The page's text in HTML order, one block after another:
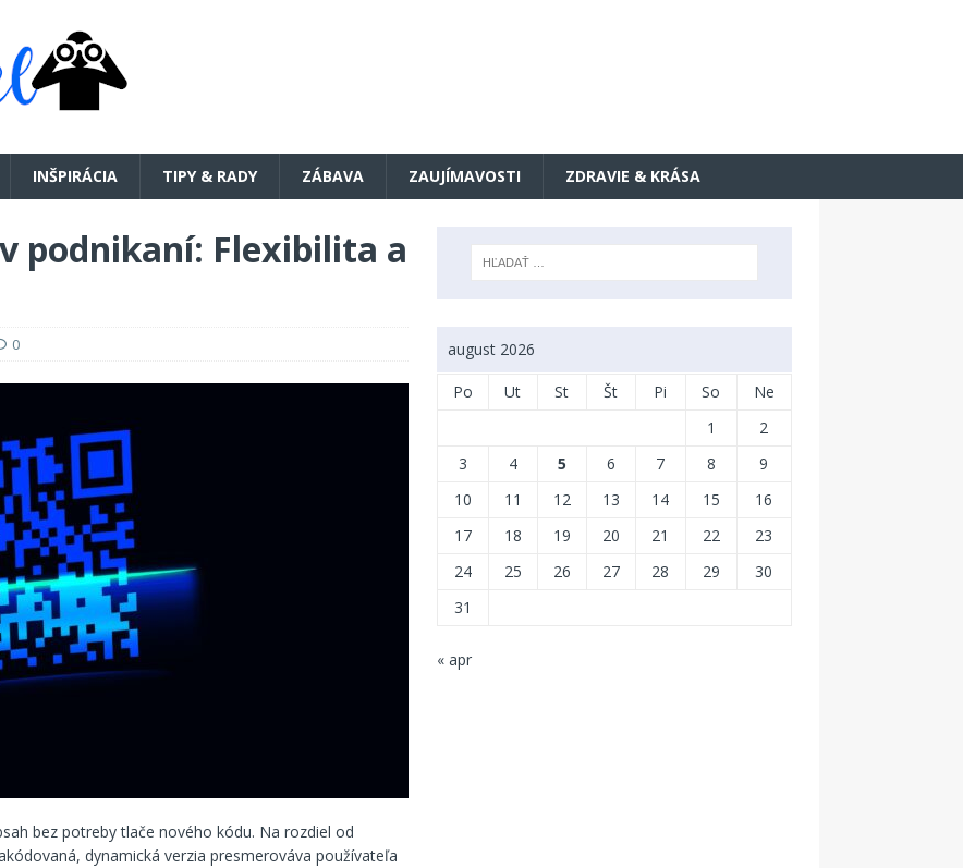
INŠPIRÁCIA TIPY & RADY ZÁBAVA ZAUJÍMAVOSTI ZDRAVIE & KRÁSA
podnikaní: Flexibilita a
0
bez potreby tlače nového kódu. Na rozdiel od
dynamická verzia presmerováva používateľa
august 2026
Po Ut St Št Pi So
Ne
1
2
3
4 5 6 7 8
9
10
11 12 13 14 15
16
17
18 19 20 21 22
23
24
25 26 27 28 29
30
31
« apr